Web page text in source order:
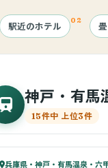
ベッドガード
キッチン付き
駅近のホテル
神戸・有馬
15件中 上位3件
ベビー
89
兵庫県・神戸・有馬温泉・六